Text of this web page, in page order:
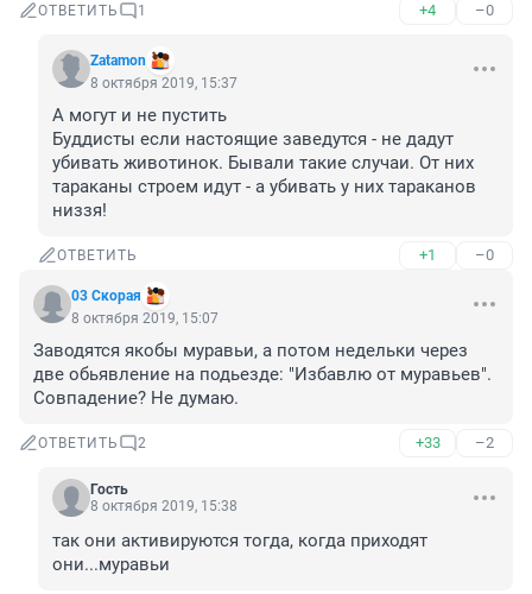
ОТВЕТИТЬ 1 +4 –0
Zatamon
8 октября 2019, 15:37
А могут и не пустить
Буддисты если настоящие заведутся - не дадут
убивать животинок. Бывали такие случаи. От них
тараканы строем идут - а убивать у них тараканов
низзя!
ОТВЕТИТЬ +1 –0
03 Скорая
8 октября 2019, 15:07
Заводятся якобы муравьи, а потом недельки через
две обьявление на подьезде: "Избавлю от муравьев".
Совпадение? Не думаю.
ОТВЕТИТЬ 2 +33 –2
Гость
8 октября 2019, 15:38
так они активируются тогда, когда приходят
они...муравьи